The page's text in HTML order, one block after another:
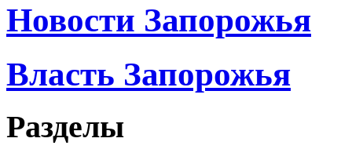
Новости Запорожья
Власть Запорожья
Разделы